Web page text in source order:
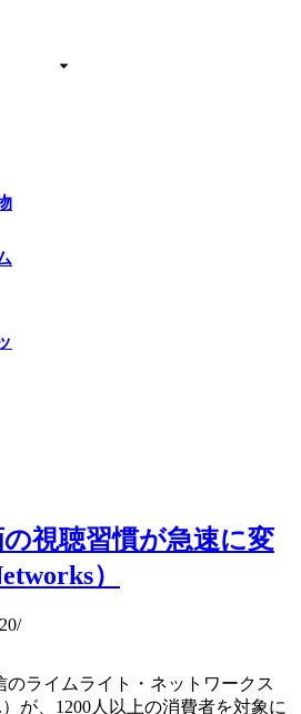
視聴習慣が急速に変
）
ライムライト・ネットワークス
）が、1200人以上の消費者を対象に